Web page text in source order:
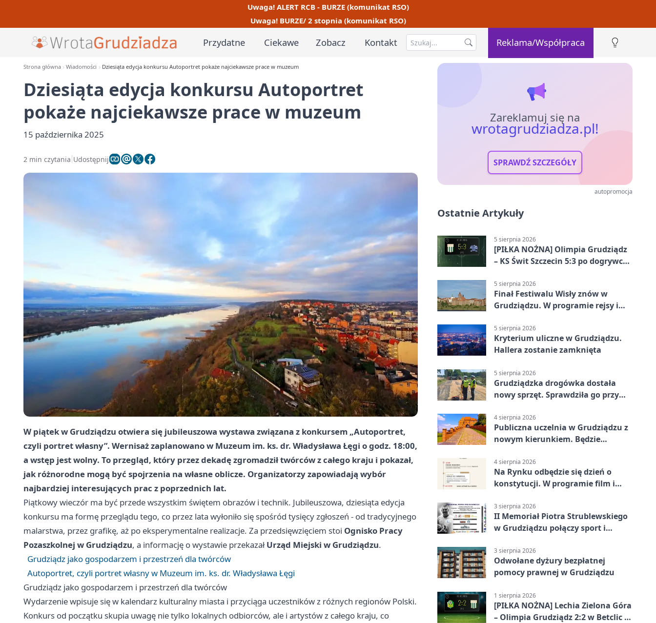
Uwaga! ALERT RCB - BURZE (komunikat RSO)
Uwaga! BURZE/ 2 stopnia (komunikat RSO)
Przydatne Ciekawe Zobacz Kontakt Reklama/Współpraca
Strona główna Wiadomości Dziesiąta edycja konkursu Autoportret pokaże najciekawsze prace w muzeum
Dziesiąta edycja konkursu Autoportret
pokaże najciekawsze prace w muzeum
15 października 2025
2 min czytania Udostępnij
W piątek w Grudziądzu otwiera się jubileuszowa wystawa związana z konkursem „Autoportret,
czyli portret własny”. Wernisaż zaplanowano w Muzeum im. ks. dr. Władysława Łęgi o godz. 18:00,
a wstęp jest wolny. To przegląd, który przez dekadę zgromadził twórców z całego kraju i pokazał,
jak różnorodne mogą być spojrzenia na własne oblicze. Organizatorzy zapowiadają wybór
najbardziej interesujących prac z poprzednich lat.
Piątkowy wieczór ma być przede wszystkim świętem obrazów i technik. Jubileuszowa, dziesiąta edycja
konkursu ma formę przeglądu tego, co przez lata wyłoniło się spośród tysięcy zgłoszeń - od tradycyjnego
malarstwa, przez grafikę, aż po eksperymentalne realizacje. Za przedsięwzięciem stoi Ognisko Pracy
Pozaszkolnej w Grudziądzu, a informację o wystawie przekazałUrząd Miejski w Grudziądzu.
Grudziądz jako gospodarzem i przestrzeń dla twórców
Autoportret, czyli portret własny w Muzeum im. ks. dr. Władysława Łęgi
Grudziądz jako gospodarzem i przestrzeń dla twórców
Wydarzenie wpisuje się w kalendarz kulturalny miasta i przyciąga uczestników z różnych regionów Polski.
Konkurs od początku skupia uwagę nie tylko lokalnych odbiorców, ale i artystów z całego kraju, co
Zareklamuj się na
wrotagrudziadza.pl!
SPRAWDŹ SZCZEGÓŁY
autopromocja
Ostatnie Artykuły
5 sierpnia 2026
[PIŁKA NOŻNA] Olimpia Grudziądz
– KS Świt Szczecin 5:3 po dogrywce
odwrócili losy meczu
5 sierpnia 2026
Finał Festiwalu Wisły znów w
Grudziądzu. W programie rejsy i
5 sierpnia 2026
Kryterium uliczne w Grudziądzu.
Hallera zostanie zamknięta
5 sierpnia 2026
Grudziądzka drogówka dostała
nowy sprzęt. Sprawdziła go przy
4 sierpnia 2026
Publiczna uczelnia w Grudziądzu z
nowym kierunkiem. Będzie
4 sierpnia 2026
Na Rynku odbędzie się dzień o
konstytucji. W programie film i
3 sierpnia 2026
II Memoriał Piotra Strublewskiego
w Grudziądzu połączy sport i
3 sierpnia 2026
Odwołane dyżury bezpłatnej
pomocy prawnej w Grudziądzu
1 sierpnia 2026
[PIŁKA NOŻNA] Lechia Zielona Góra
– Olimpia Grudziądz 2:2 w Betclic 2.